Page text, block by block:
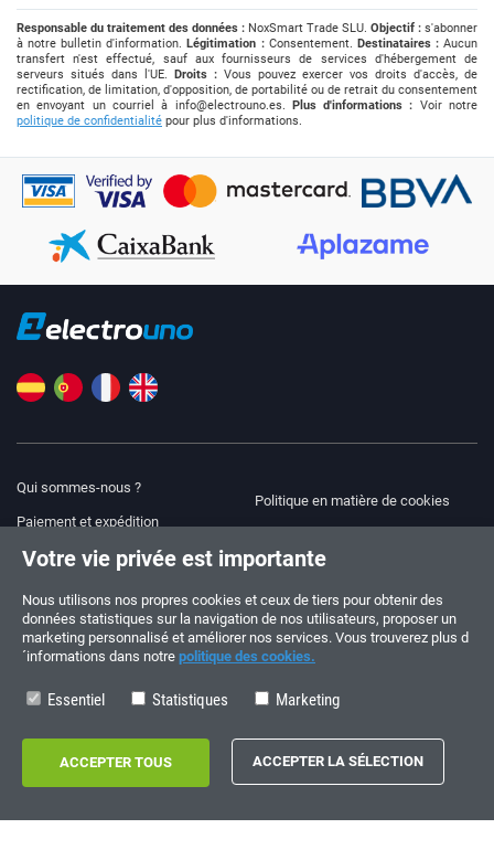
Responsable du traitement des données : NoxSmart Trade SLU. Objectif : s'abonner
à notre bulletin d'information. Légitimation :Consentement. Destinataires :Aucun
transfert n'est effectué, sauf aux fournisseurs de services d'hébergement de
serveurs situés dans l'UE.
Droits : Vous pouvez exercer vos droits d'accès, de
rectification, de limitation, d'opposition, de portabilité ou de retrait du consentement
en envoyant un courriel à info@electrouno.es. Plus d'informations : Voir notre
politique de confidentialité pour plus d'informations.
Qui sommes-nous ?
Paiement et expédition
Avis juridique
Modalités et conditions
Politique de confidentialité
Politique en matière de cookies
+34 910 600 459
HORAIRES D’ÉTÉ
Du lundi au vendredi: 10:00 - 14:00
Suivez-nous !
Votre vie privée est importante
Nous utilisons nos propres cookies et ceux de tiers pour obtenir des
données statistiques sur la navigation de nos utilisateurs, proposer un
marketing personnalisé et améliorer nos services. Vous trouverez plus d
´informations dans notre politique des cookies.
Essentiel Statistiques Marketing